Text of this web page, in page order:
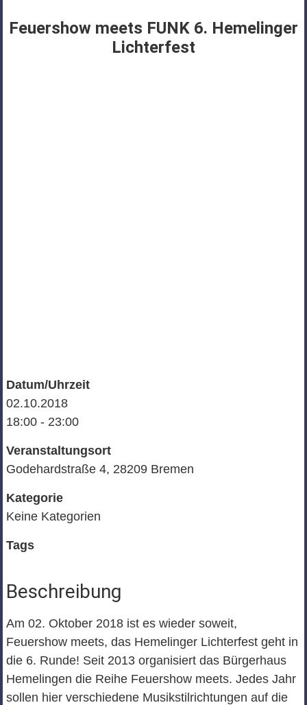
PSYCHOSOZIALE
Feuershow meets FUNK 6. Hemelinger
Lichterfest
Datum/Uhrzeit
02.10.2018
18:00 - 23:00
Veranstaltungsort
Godehardstraße 4, 28209 Bremen
Kategorie
Keine Kategorien
Tags
Beschreibung
Am 02. Oktober 2018 ist es wieder soweit,
Feuershow meets, das Hemelinger Lichterfest geht in
die 6. Runde! Seit 2013 organisiert das Bürgerhaus
Hemelingen die Reihe Feuershow meets. Jedes Jahr
sollen hier verschiedene Musikstilrichtungen auf die